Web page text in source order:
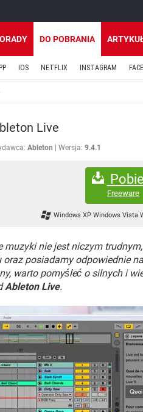
DO POBRANIA
IOS NETFLIX INSTAGRAM
Live
Ableton Wersja: 9.4.1
Freeware
Windows XP Windows Vista
muzyki nie jest niczym
posiadamy odpowiednie
warto pomyśleć o silnych i
Ableton Live.